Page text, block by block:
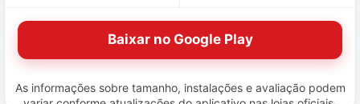
Baixar no Google Play
As informações sobre tamanho, instalações e avaliação podem